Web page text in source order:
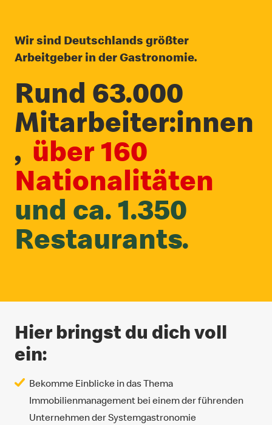
Wir sind Deutschlands größter
Arbeitgeber in der Gastronomie.
Rund 63.000
Mitarbeiter:innen
, über 160
Nationalitäten
und ca. 1.350
Restaurants.
Hier bringst du dich voll
ein:
Bekomme Einblicke in das Thema
Immobilienmanagement bei einem der führenden
Unternehmen der Systemgastronomie